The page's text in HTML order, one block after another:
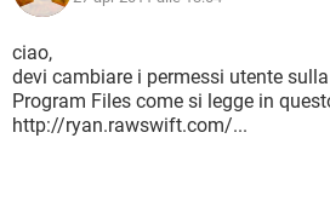
ciao,
devi cambiare i permessi utente
Program Files come si legge in
http://ryan.rawswift.com/...